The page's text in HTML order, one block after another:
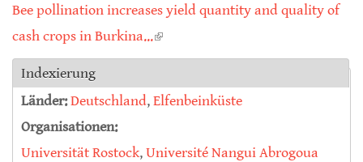
Bee pollination increases yield quantity and quality of
cash crops in Burkina...(link is external)
Indexierung
Länder:Deutschland,Elfenbeinküste
Organisationen:
Universität Rostock,Université Nangui Abrogoua